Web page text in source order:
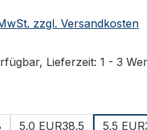
zzgl. Versandkosten
Lieferzeit: 1 - 3
5.0 EUR38.5 5.5